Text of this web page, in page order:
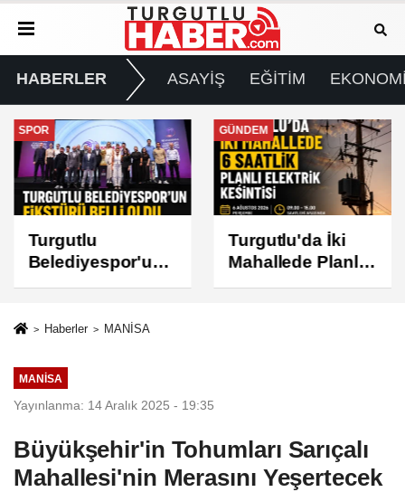
HABERLER ASAYİŞ EĞİTİM
SPOR
Turgutlu
Belediyespor'un
Fikstürü Belli
GÜNDEM
Turgutlu'da İki
Mahallede Planlı
Elektrik Kesintisi
Haberler MANİSA
MANİSA
Yayınlanma: 14 Aralık 2025 - 19:35
Büyükşehir'in Tohumları Sarıçalı
Mahallesi'nin Merasını Yeşertecek